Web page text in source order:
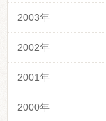
2003年
2002年
2001年
2000年